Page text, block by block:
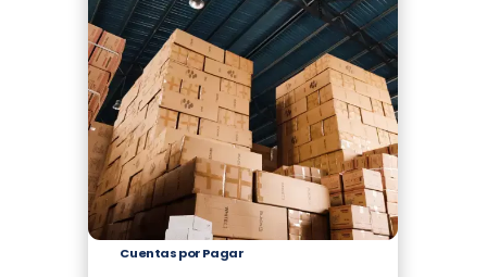
Cuentas por Pagar